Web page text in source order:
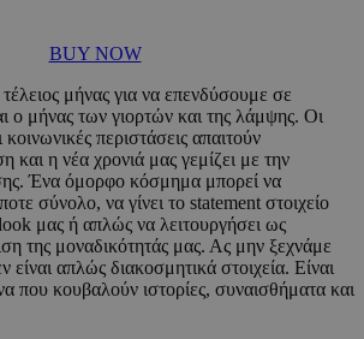
BUY NOW
μήνας για να επενδύσουμε σε
ο μήνας των γιορτών και της λάμψης. Οι
περιστάσεις απαιτούν
και η νέα χρονιά μας γεμίζει με την
Ένα όμορφο κόσμημα μπορεί να
σύνολο, να γίνει το statement στοιχείο
μας ή απλώς να λειτουργήσει ως
της μοναδικότητάς μας. Ας μην ξεχνάμε
απλώς διακοσμητικά στοιχεία. Είναι
που κουβαλούν ιστορίες, συναισθήματα και